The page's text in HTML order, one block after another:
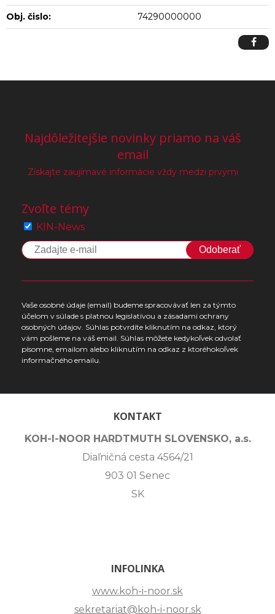
Obj. čislo: 74290000000
Najdôležitejšie novinky priamo na váš
email
Získajte zaujímavé informácie vždy medzi prvými
Zvoľte témy
KIN-News
Odoberať
Vaše osobné údaje (email) budeme spracovávať len za týmto
účelom v súlade s platnou legislatívou a zásadami ochrany
osobných údajov. Súhlas potvrdíte kliknutím na odkaz, ktorý
vám pošleme na váš email. Súhlas môžete kedykoľvek odvolať
písomne, emailom alebo kliknutím na odkaz z ktoréhokoľvek
informačného emailu.
KONTAKT
KOH-I-NOOR HARDTMUTH SLOVENSKO, a.s.
Diaľničná cesta 4564/21
903 01 Senec
SK
INFOLINKA
www.koh-i-noor.sk
sekretariat@koh-i-noor.sk